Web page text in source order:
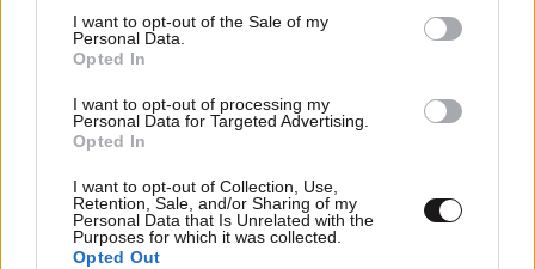
consent section.
I want to opt-out of the Sale of my
Personal Data.
Opted In
I want to opt-out of processing my
Personal Data for Targeted Advertising.
Opted In
I want to opt-out of Collection, Use,
Retention, Sale, and/or Sharing of my
Personal Data that Is Unrelated with the
Purposes for which it was collected.
Opted Out
04·06·2025 10:36
Συνελήφθη από την υπηρεσία μετανάστευσης η